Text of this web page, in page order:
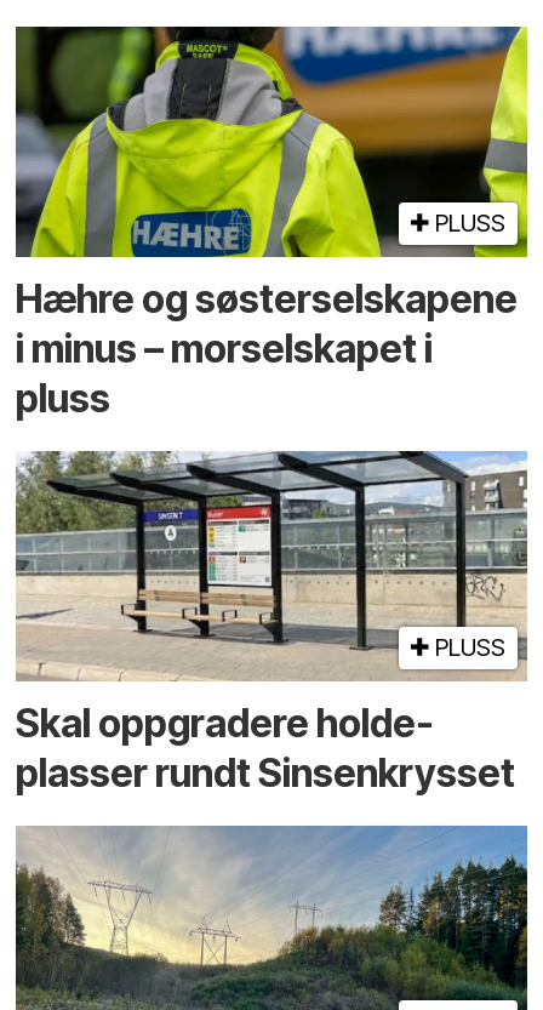
PLUSS
Hæhre og søster­selskapene
i minus – mor­selskapet i
pluss
PLUSS
Skal oppgradere holde­
plasser rundt Sinsenkrysset